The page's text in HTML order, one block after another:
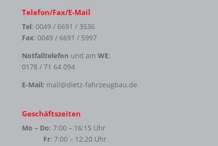
Telefon/Fax/E-Mail
Tel: 0049 / 6691 / 3536
Fax: 0049 / 6691 / 5997
Notfalltelefon und am WE:
0178 / 71 64 094
E-Mail: mail@dietz-fahrzeugbau.de
Geschäftszeiten
Mo – Do: 7:00 – 16:15 Uhr
Fr: 7:00 – 12:20 Uhr